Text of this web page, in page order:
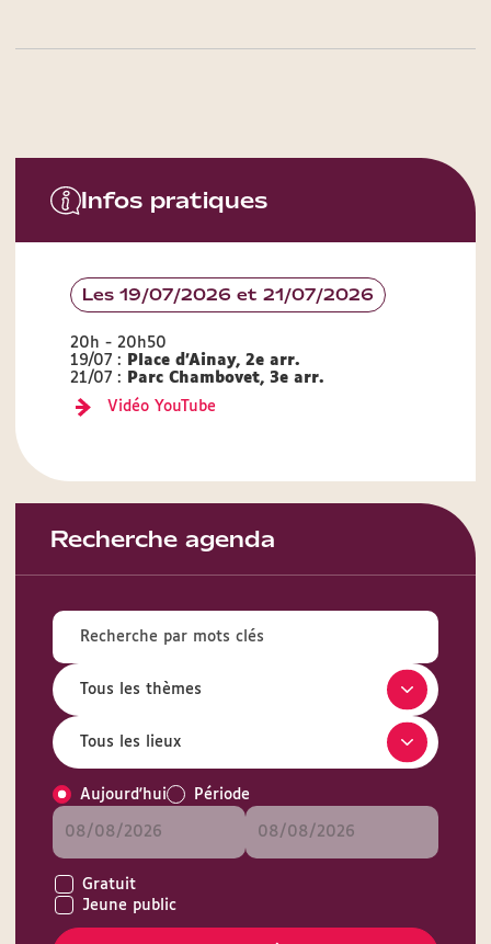
Infos pratiques
Les 19/07/2026 et 21/07/2026
20h - 20h50
19/07 :
Place d'Ainay, 2e arr.
21/07 :
Parc Chambovet, 3e arr.
Vidéo YouTube
Recherche agenda
Aujourd'hui Période
Gratuit
Jeune public